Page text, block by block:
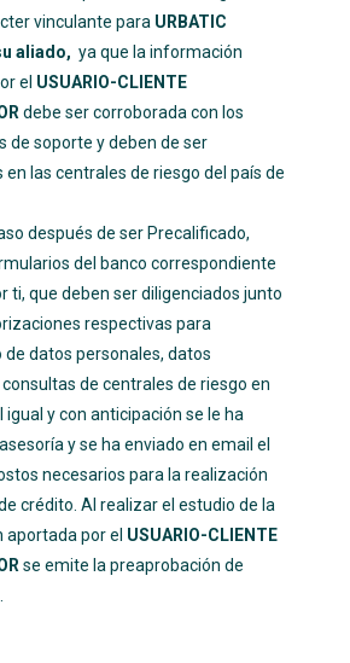
vinculante para URBATIC
aliado, ya que la información
el USUARIO-CLIENTE
debe ser corroborada con los
de soporte y deben de ser
en las centrales de riesgo del país de
después de ser Precalificado,
del banco correspondiente
ti, que deben ser diligenciados junto
respectivas para
datos personales, datos
de centrales de riesgo en
igual y con anticipación se le ha
y se ha enviado en email el
necesarios para la realización
crédito. Al realizar el estudio de la
por el USUARIO-CLIENTE
se emite la preaprobación de